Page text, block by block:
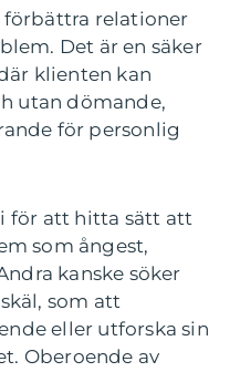
förbättra relationer
Det är en säker
klienten kan
utan dömande,
för personlig
för att hitta sätt att
som ångest,
kanske söker
som att
eller utforska sin
Oberoende av